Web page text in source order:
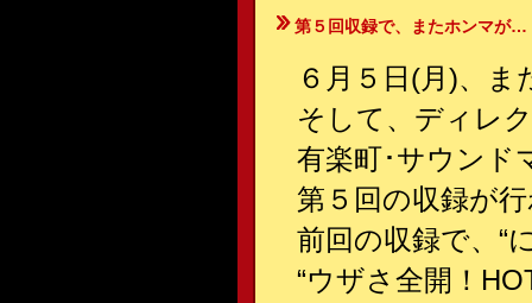
第５回収録で、またホンマが…
６月５日(月)、
そして、ディレ
有楽町･サウンド
第５回の収録が
前回の収録で、“
“ウザさ全開！